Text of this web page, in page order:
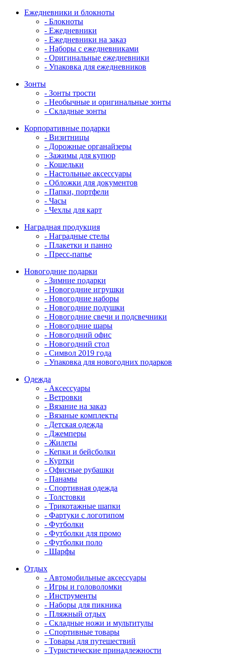
Ежедневники и блокноты
- Блокноты
- Ежедневники
- Ежедневники на заказ
- Наборы с ежедневниками
- Оригинальные ежедневники
- Упаковка для ежедневников
Зонты
- Зонты трости
- Необычные и оригинальные зонты
- Складные зонты
Корпоративные подарки
- Визитницы
- Дорожные органайзеры
- Зажимы для купюр
- Кошельки
- Настольные аксессуары
- Обложки для документов
- Папки, портфели
- Часы
- Чехлы для карт
Наградная продукция
- Наградные стелы
- Плакетки и панно
- Пресс-папье
Новогодние подарки
- Зимние подарки
- Новогодние игрушки
- Новогодние наборы
- Новогодние подушки
- Новогодние свечи и подсвечники
- Новогодние шары
- Новогодний офис
- Новогодний стол
- Символ 2019 года
- Упаковка для новогодних подарков
Одежда
- Аксессуары
- Ветровки
- Вязание на заказ
- Вязаные комплекты
- Детская одежда
- Джемперы
- Жилеты
- Кепки и бейсболки
- Куртки
- Офисные рубашки
- Панамы
- Спортивная одежда
- Толстовки
- Трикотажные шапки
- Фартуки с логотипом
- Футболки
- Футболки для промо
- Футболки поло
- Шарфы
Отдых
- Автомобильные аксессуары
- Игры и головоломки
- Инструменты
- Наборы для пикника
- Пляжный отдых
- Складные ножи и мультитулы
- Спортивные товары
- Товары для путешествий
- Туристические принадлежности